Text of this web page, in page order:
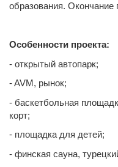
образования. Окончание
Особенности проекта:
- открытый автопарк;
- AVM, рынок;
- баскетбольная
корт;
- площадка для детей;
- финская сауна,